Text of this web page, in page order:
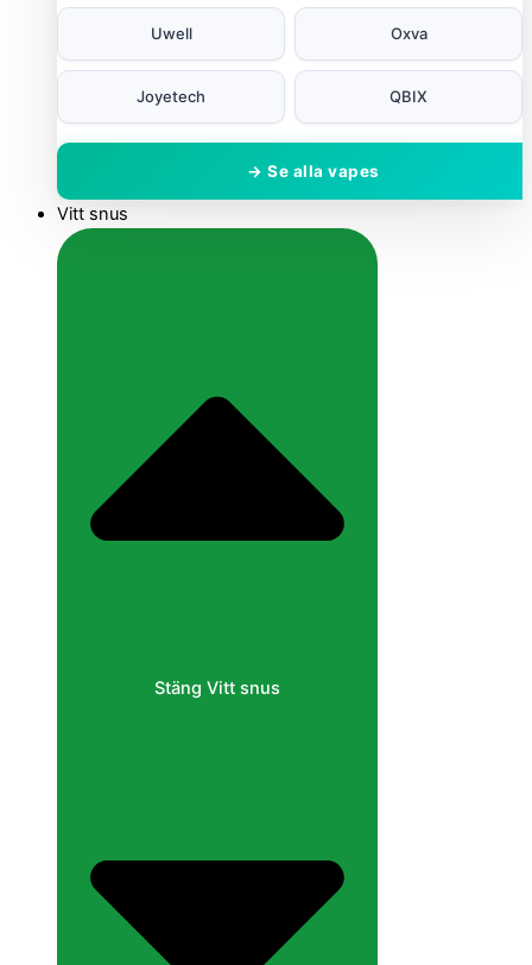
Uwell Oxva
Joyetech QBIX
→ Se alla vapes
Vitt snus
Stäng Vitt snus